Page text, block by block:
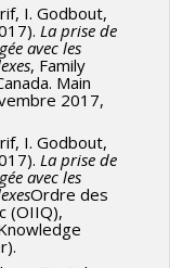
I. Godbout,
La prise de
avec les
, Family
Main
2017,
I. Godbout,
La prise de
avec les
Ordre des
(OIIQ),